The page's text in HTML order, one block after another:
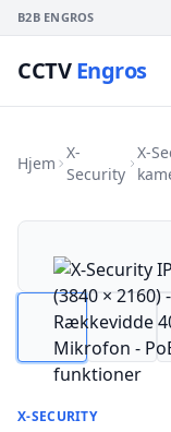
B2B ENGROS
CCTVEngros
Hjem
X-
Security
X-
X-SECURITY